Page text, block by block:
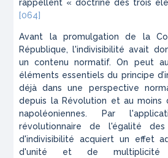
rappellent « doctrine des trois
[064]
Avant la promulgation de la
République, l'indivisibilité avait
un contenu normatif. On peut
éléments essentiels du principe
déjà dans une perspective
depuis la Révolution et au moins
napoléoniennes. Par
révolutionnaire de l'égalité
d'indivisibilité acquiert un effet
d'unité et de multiplicité